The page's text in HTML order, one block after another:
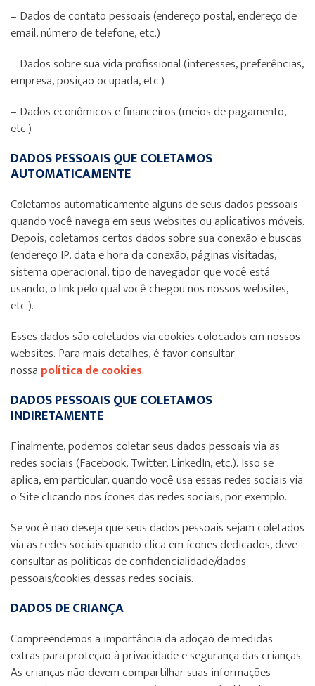
– Dados de contato pessoais (endereço postal, endereço de
email, número de telefone, etc.)
– Dados sobre sua vida profissional (interesses, preferências,
empresa, posição ocupada, etc.)
– Dados econômicos e financeiros (meios de pagamento,
etc.)
DADOS PESSOAIS QUE COLETAMOS
AUTOMATICAMENTE
Coletamos automaticamente alguns de seus dados pessoais
quando você navega em seus websites ou aplicativos móveis.
Depois, coletamos certos dados sobre sua conexão e buscas
(endereço IP, data e hora da conexão, páginas visitadas,
sistema operacional, tipo de navegador que você está
usando, o link pelo qual você chegou nos nossos websites,
etc.).
Esses dados são coletados via cookies colocados em nossos
websites. Para mais detalhes, é favor consultar
nossa política de cookies.
DADOS PESSOAIS QUE COLETAMOS
INDIRETAMENTE
Finalmente, podemos coletar seus dados pessoais via as
redes sociais (Facebook, Twitter, LinkedIn, etc.). Isso se
aplica, em particular, quando você usa essas redes sociais via
o Site clicando nos ícones das redes sociais, por exemplo.
Se você não deseja que seus dados pessoais sejam coletados
via as redes sociais quando clica em ícones dedicados, deve
consultar as politicas de confidencialidade/dados
pessoais/cookies dessas redes sociais.
DADOS DE CRIANÇA
Compreendemos a importância da adoção de medidas
extras para proteção à privacidade e segurança das crianças.
As crianças não devem compartilhar suas informações